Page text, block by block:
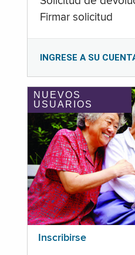
Firmar solicitud
INGRESE A SU
NUEVOS
USUARIOS
Inscribirse